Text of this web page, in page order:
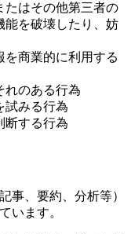
たはその他第三者の
能を破壊したり、妨
を商業的に利用する
れのある行為
試みる行為
断する行為
事、要約、分析等）
います。